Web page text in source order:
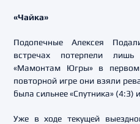
«Чайка»
Подопечные Алексея
встречах потерпели
«Мамонтам Югры» в
повторной игре они взяли
была сильнее «Спутника» (4:3)
Уже в ходе текущей